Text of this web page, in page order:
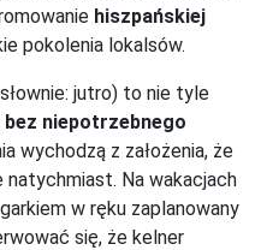
hiszpańskiej
pokolenia lokalsów.
jutro) to nie tyle
bez niepotrzebnego
wychodzą z założenia, że
Na wakacjach
w ręku zaplanowany
się, że kelner